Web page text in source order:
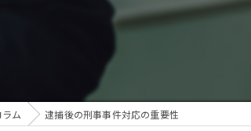
ラム 逮捕後の刑事事件対応の重要性